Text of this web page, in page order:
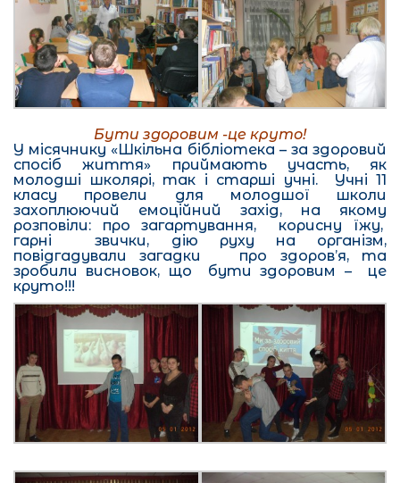
Бути здоровим -це круто!
У місячнику «Шкільна бібліотека – за здоровий
спосіб життя» приймають участь, як
молодші школярі, так і старші учні. Учні 11
класу провели для молодшої школи
захоплюючий емоційний захід, на якому
розповіли: про загартування, корисну їжу,
гарні звички, дію руху на організм,
повідгадували загадки про здоров’я, та
зробили висновок, що бути здоровим – це
круто!!!